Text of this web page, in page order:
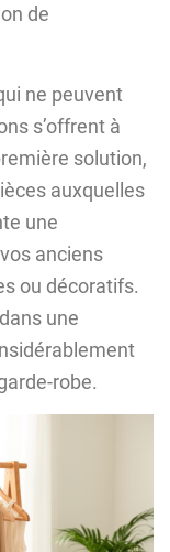
de
ne peuvent
s’offrent à
solution,
auxquelles
une
anciens
ou décoratifs.
une
robe.